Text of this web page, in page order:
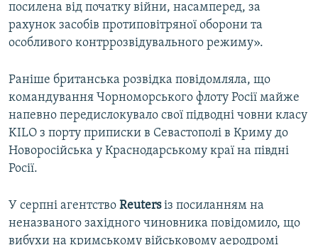
посилена від початку війни, насамперед, за
рахунок засобів протиповітряної оборони та
особливого контррозвідувального режиму».
Раніше британська розвідка повідомляла, що
командування Чорноморського флоту Росії майже
напевно передислокувало свої підводні човни класу
KILO з порту приписки в Севастополі в Криму до
Новоросійська у Краснодарському краї на півдні
Росії.
У серпні агентство Reutersіз посиланням на
неназваного західного чиновника повідомило, що
вибухи на кримському військовому аеродромі